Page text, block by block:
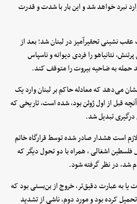
نبرد خواهد شد و این بار با شدت و قدرت
عقب نشینی تحقیرآمیز در لبنان شد؛ بعد از
نتانیاهو را فردی دیوانه و ناسپاس
حمله به ضاحیه بیروت را متوقف کند.
می‌دهد که معادله حاکم بر لبنان وارد یک
قبل از اول ژوئن بود، شده است، تاریخی که
درگیری تبدیل شد.
است هشدار صادر شده توسط قرارگاه خاتم
فلسطین اشغالی ، همراه با دو تحول دیگر که
شد، در نظر گرفته شود.
یا به عبارت دقیق‌تر، خروج از بن‌بستی بود که
کرده بود و مورد دوم، ناشی از تشدید